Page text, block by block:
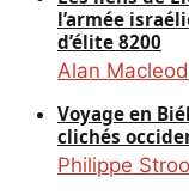
l’armée
d’élite 8200
Alan Macleod
Voyage en
clichés
Philippe